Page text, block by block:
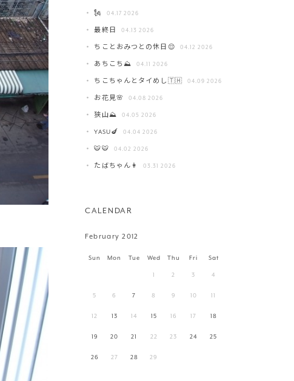
🗽 04.17 2026
最終日 04.13 2026
ちことおみつとの休日😌 04.12 2026
あちこち⛰️ 04.11 2026
ちこちゃんとタイめし🇹🇭 04.09 2026
お花見🌸 04.08 2026
狭山⛰️ 04.05 2026
YASU🍆 04.04 2026
🐯🐯 04.02 2026
たばちゃん👩 03.31 2026
CALENDAR
February 2012
Sun Mon Tue Wed Thu Fri Sat
1 2 3 4
5 6 7 8 9 10 11
12 13 14 15 16 17 18
19 20 21 22 23 24 25
26 27 28 29